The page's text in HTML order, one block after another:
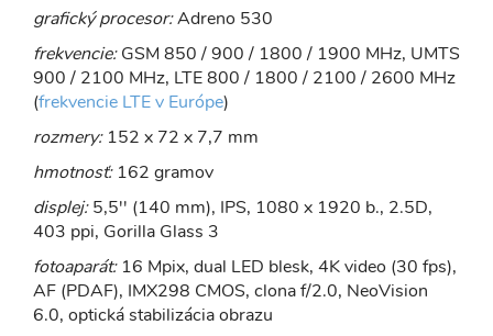
grafický procesor:Adreno 530
frekvencie:GSM 850 / 900 / 1800 / 1900 MHz, UMTS
900 / 2100 MHz, LTE 800 / 1800 / 2100 / 2600 MHz
(frekvencie LTE v Európe)
rozmery:152 x 72 x 7,7 mm
hmotnosť:162 gramov
displej:5,5'' (140 mm), IPS, 1080 x 1920 b., 2.5D,
403 ppi, Gorilla Glass 3
fotoaparát:16 Mpix, dual LED blesk, 4K video (30 fps),
AF (PDAF), IMX298 CMOS, clona f/2.0, NeoVision
6.0, optická stabilizácia obrazu